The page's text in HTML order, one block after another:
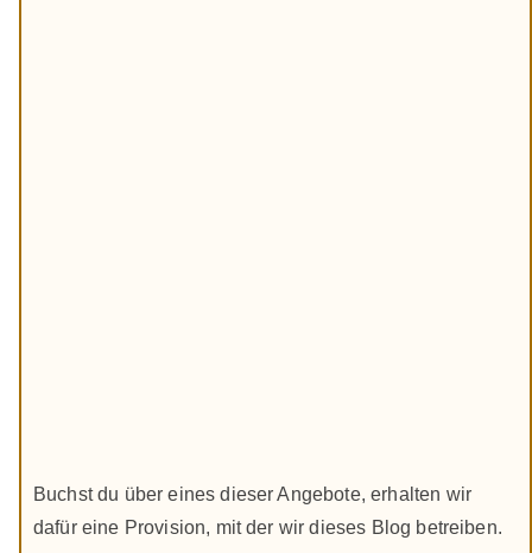
Buchst du über eines dieser Angebote, erhalten wir
dafür eine Provision, mit der wir dieses Blog betreiben.